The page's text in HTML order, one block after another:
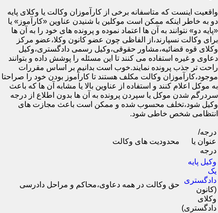
واقعیت اینست که متاسفانه برخی از کارآموزان وکالت یا وکلای پایه
دو به خاطر اینکه ممکن است موکلین با شنیدن عناوین «کارآموز» یا
«پایه دو» نتوانند به آن ها اعتماد نموده و پرونده های خود را به آن ها
برای وکالت نسپارند،از الفاظی چون عضو کانون وکلا،عضو مرکز
وکلای قوه قضائیه،مشاور حقوقی،وکیل رسمی دادگستری،وکیل
دعاوی و غیره استفاده می کنند تا این مسئله را پوشش داده و بتوانند
راحت تر جذب پرونده نمایند.خوب است بدانیم بر اساس مقررات
موجود،کارآموزان وکالت مکلف هستند تا کارآموز بودن خود را صراحتا
به موکل اعلام کنند و استفاده از عناوین بالا یا مشابه آن ها که باعث
سردرگم شدن موکل یا سپردن پرونده به آن ها بدون اطلاع از درجه
وکیل شود،تخلف محسوب شده و ممکن است باعث مجازت های
انتظامی شخص خاطی شود.
درجه/
عنوان یا
درجه
محدودیت های وکالت
وکیل پایه
یک
دادگستری
(کانون
وکلای
دادگستری)
حق وکالت در همه دعاوی،محاکم و مراحل دادرسی